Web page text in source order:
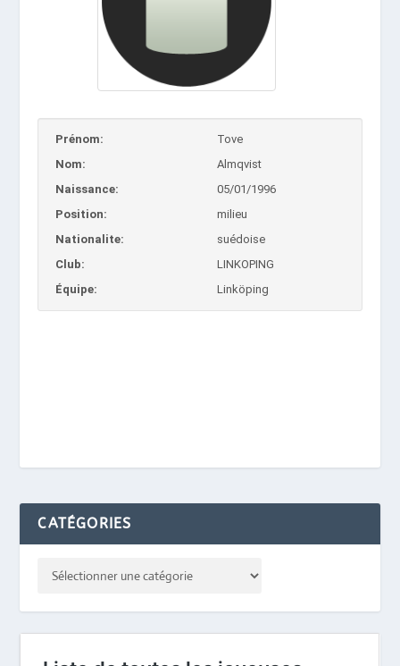
Prénom:
Tove
Nom:
Almqvist
Naissance:
05/01/1996
Position:
milieu
Nationalite:
suédoise
Club:
LINKOPING
Équipe:
Linköping
CATÉGORIES